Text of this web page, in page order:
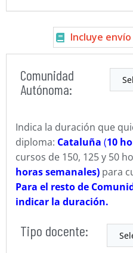
Incluye
Comunidad
Autónoma:
Indica la duración que
diploma: Cataluña (10
cursos de 150, 125 y 50
horas semanales) para
Para el resto de
indicar la duración.
Tipo docente: